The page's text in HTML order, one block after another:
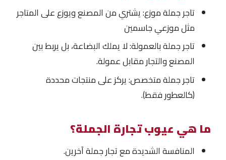
تاجر جملة موزع: يشتري من المصنع ويوزع على المتاجر
مثل موزعي جاسمين
تاجر جملة بالعمولة: لا يملك البضاعة، بل يربط بين
المصنع والتجار مقابل عمولة.
تاجر جملة متخصص: يركز على منتجات محددة
(كالعطور فقط).
ما هي عيوب تجارة الجملة؟
المنافسة الشديدة مع تجار جملة آخرين.